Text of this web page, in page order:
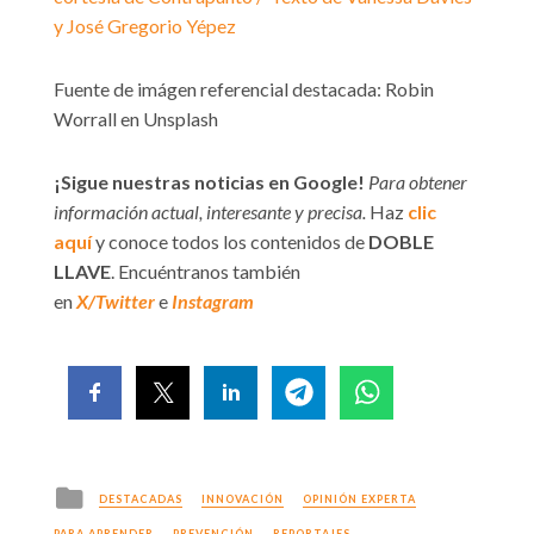
y José Gregorio Yépez
Fuente de imágen referencial destacada: Robin
Worrall en Unsplash
¡Sigue nuestras noticias en Google! Para obtener
información actual, interesante y precisa. Haz clic
aquíy conoce todos los contenidos de DOBLE
LLAVE. Encuéntranos también
enX/Twittere Instagram
Posted
in
DESTACADAS INNOVACIÓN OPINIÓN EXPERTA